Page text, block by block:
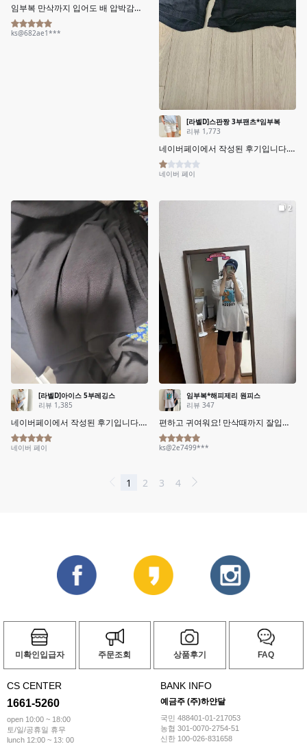
미확인입급자 주문조회 상품후기 FAQ
CS CENTER
1661-5260
open 10:00 ~ 18:00
토/일/공휴일 휴무
lunch 12:00 ~ 13: 00
BANK INFO
예금주 (주)하얀달
국민 488401-01-217053
농협 301-0070-2754-51
신한 100-026-831658